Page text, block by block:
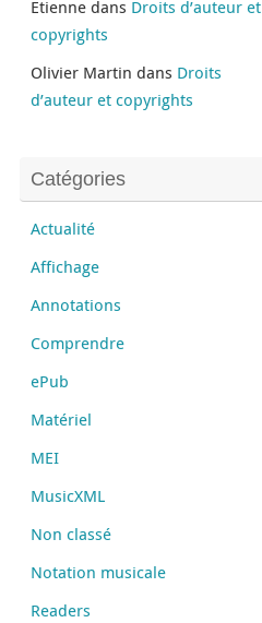
Etienne dans Droits d’auteur et
copyrights
Olivier Martin dans Droits
d’auteur et copyrights
Catégories
Actualité
Affichage
Annotations
Comprendre
ePub
Matériel
MEI
MusicXML
Non classé
Notation musicale
Readers